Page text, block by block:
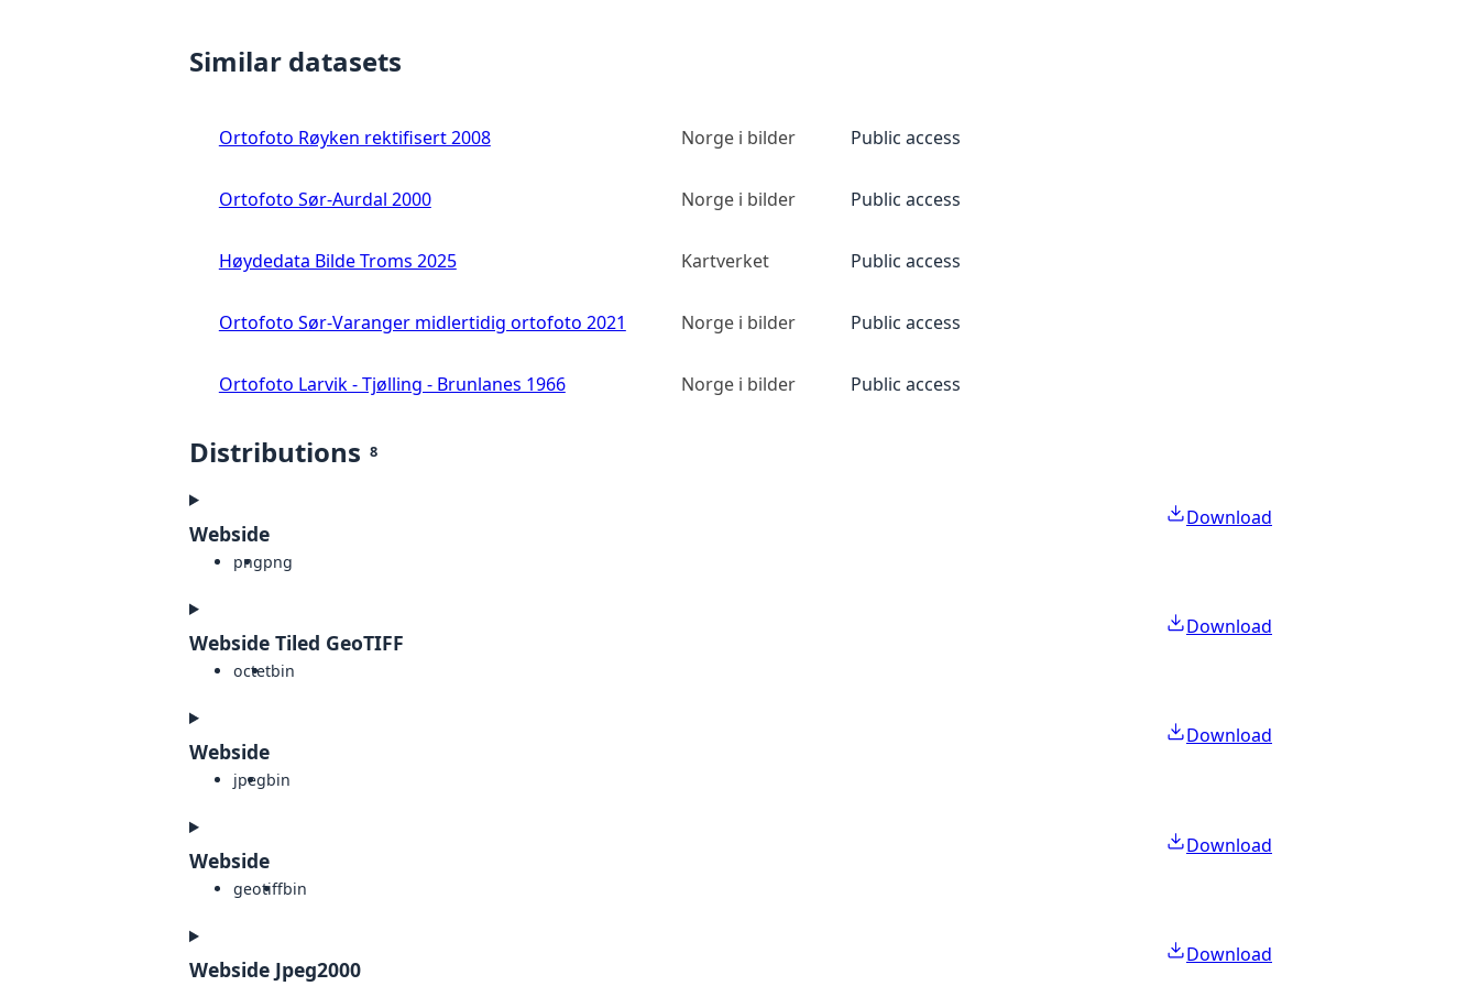
Similar datasets
Ortofoto Røyken rektifisert 2008 Norge i bilder Public access
Ortofoto Sør-Aurdal 2000 Norge i bilder Public access
Høydedata Bilde Troms 2025 Kartverket Public access
Ortofoto Sør-Varanger midlertidig ortofoto 2021 Norge i bilder Public access
Ortofoto Larvik - Tjølling - Brunlanes 1966 Norge i bilder Public access
Distributions 8
Webside
pngpng
Download
Webside Tiled GeoTIFF
octetbin
Download
Webside
jpegbin
Download
Webside
geotiffbin
Download
Webside Jpeg2000
Download